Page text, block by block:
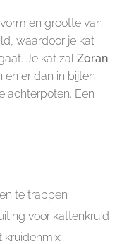
en grootte van
waardoor je kat
Je kat zal Zoran
er dan in bijten
achterpoten. Een
te trappen
voor kattenkruid
kruidenmix